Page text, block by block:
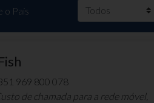
o País
969 800 078
de chamada para a rede móvel,